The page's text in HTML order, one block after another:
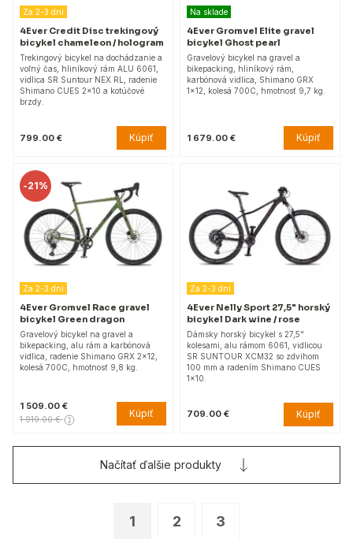
Za 2-3 dni
4Ever Credit Disc trekingový
bicykel chameleon / hologram
Trekingový bicykel na dochádzanie a
voľný čas, hliníkový rám ALU 6061,
vidlica SR Suntour NEX RL, radenie
Shimano CUES 2x10 a kotúčové
brzdy.
799.00 € Kúpiť
Na sklade
4Ever Gromvel Elite gravel
bicykel Ghost pearl
Gravelový bicykel na gravel a
bikepacking, hliníkový rám,
karbónová vidlica, Shimano GRX
1x12, kolesá 700C, hmotnosť 9,7 kg.
1 679.00 € Kúpiť
-21%
Za 2-3 dni
4Ever Gromvel Race gravel
bicykel Green dragon
Gravelový bicykel na gravel a
bikepacking, alu rám a karbónová
vidlica, radenie Shimano GRX 2x12,
kolesá 700C, hmotnosť 9,8 kg.
1 509.00 €
1 919.00 € Kúpiť
Za 2-3 dni
4Ever Nelly Sport 27,5" horský
bicykel Dark wine / rose
Dámsky horský bicykel s 27,5"
kolesami, alu rámom 6061, vidlicou
SR SUNTOUR XCM32 so zdvihom
100 mm a radením Shimano CUES
1x10.
709.00 € Kúpiť
1 2 3
Načítať ďalšie produkty